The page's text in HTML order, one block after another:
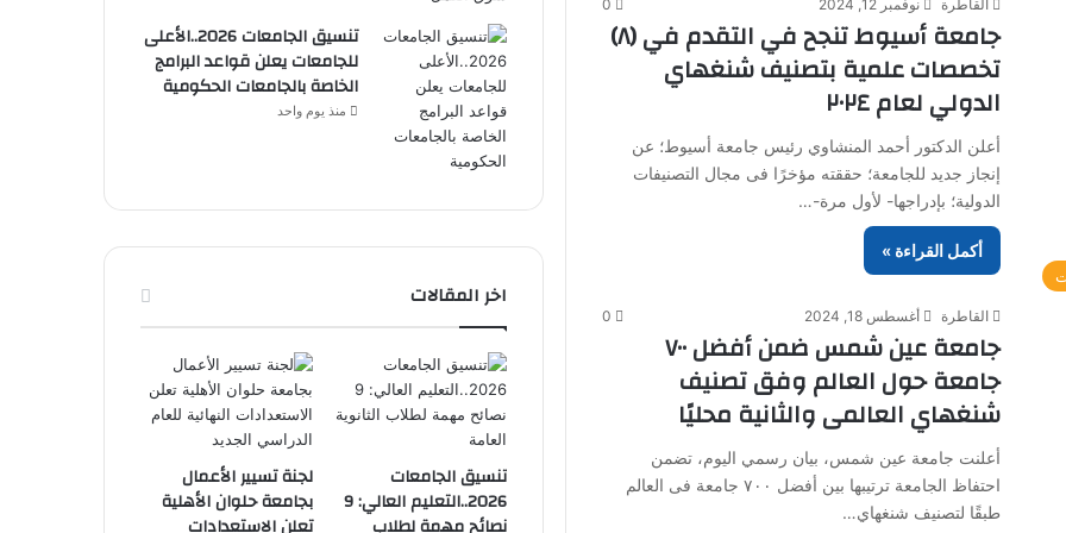
القاطرة نوفمبر 12, 2024 0
جامعة أسيوط تنجح في التقدم في (٨)
تخصصات علمية بتصنيف شنغهاي
الدولي لعام ٢٠٢٤
أعلن الدكتور أحمد المنشاوي رئيس جامعة أسيوط؛ عن
إنجاز جديد للجامعة؛ حققته مؤخرًا فى مجال التصنيفات
الدولية؛ بإدراجها- لأول مرة-…
أكمل القراءة »
القاطرة أغسطس 18, 2024 0
جامعة عين شمس ضمن أفضل ٧٠٠
جامعة حول العالم وفق تصنيف
شنغهاي العالمى والثانية محليًا
أعلنت جامعة عين شمس، بيان رسمي اليوم، تضمن
احتفاظ الجامعة ترتيبها بين أفضل ٧٠٠ جامعة فى العالم
طبقًا لتصنيف شنغهاي…
تنسيق الجامعات 2026..الأعلى
للجامعات يعلن قواعد البرامج
الخاصة بالجامعات الحكومية
منذ يوم واحد
اخر المقالات
تنسيق الجامعات
2026..التعليم العالي: 9
لجنة تسيير الأعمال
بجامعة حلوان الأهلية